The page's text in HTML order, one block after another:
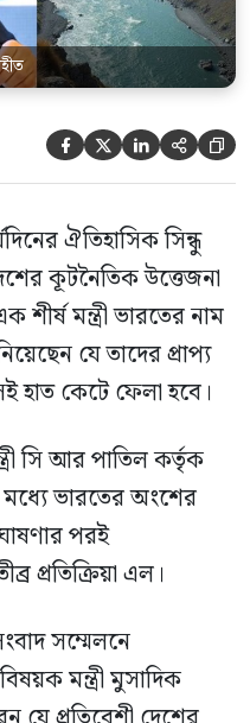
    
ঐতিহাসিক সিন্ধু
কূটনৈতিক উত্তেজনা
মন্ত্রী ভারতের নাম
যে তাদের প্রাপ্য
হাত কেটে ফেলা হবে।
সি আর পাতিল কর্তৃক
ভারতের অংশের
পরই
প্রতিক্রিয়া এল।
সম্মেলনে
মন্ত্রী মুসাদিক